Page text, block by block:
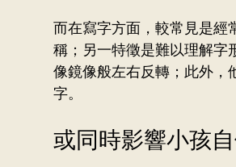
而在寫字方面，較常見是經
稱；另一特徵是難以理解字
像鏡像般左右反轉；此外，
字。
或同時影響小孩